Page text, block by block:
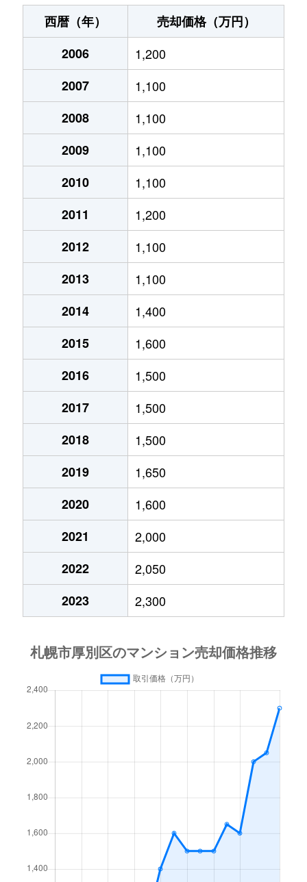
厚別中央１条
4,800万円
新さっぽろ
厚別中央１条
6,100万円
厚別中央１条
6,200万円
厚別中央１条
3,900万円
厚別中央１条
2,000万円
厚別中央１条
1,600万円
厚別中央１条
1,800万円
厚別中央１条
1,800万円
厚別中央２条
3,500万円
厚別中央２条
1,900万円
厚別中央２条
3,200万円
厚別中央２条
3,500万円
厚別中央３条
1,100万円
厚別中央３条
2,500万円
厚別中央３条
2,500万円
厚別中央３条
2,400万円
厚別中央４条
1,500万円
厚別中央４条
2,400万円
厚別中央４条
2,000万円
厚別中央４条
厚別
厚別中央４条
2,000万円
新さっぽろ
厚別中央５条
森林公園(北海道)
厚別西３条
1,200万円
厚別東１条
2,100万円
西暦（年）
売却価格（万円）
2006
1,200
2007
1,100
2008
1,100
2009
1,100
2010
1,100
2011
1,200
2012
1,100
2013
1,100
2014
1,400
2015
1,600
2016
1,500
2017
1,500
2018
1,500
2019
1,650
2020
1,600
2021
2,000
2022
2,050
2023
2,300